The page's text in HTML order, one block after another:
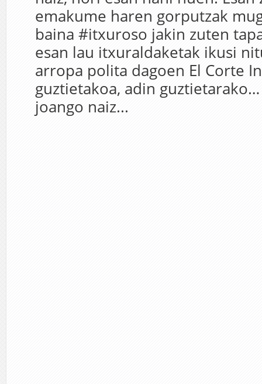
emakume haren gorputzak
baina #itxuroso jakin zuten
esan lau itxuraldaketak ikusi
arropa polita dagoen El Corte
guztietakoa, adin
joango naiz...